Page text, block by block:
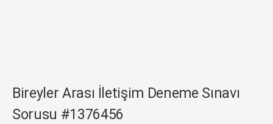
Bireyler Arası İletişim Deneme Sınavı
Sorusu #1376456